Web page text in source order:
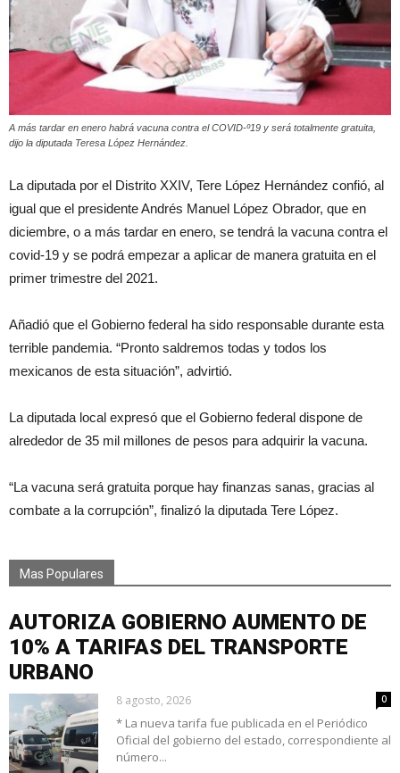
A más tardar en enero habrá vacuna contra el COVID-º19 y será totalmente gratuita,
dijo la diputada Teresa López Hernández.
La diputada por el Distrito XXIV, Tere López Hernández confió, al
igual que el presidente Andrés Manuel López Obrador, que en
diciembre, o a más tardar en enero, se tendrá la vacuna contra el
covid-19 y se podrá empezar a aplicar de manera gratuita en el
primer trimestre del 2021.
Añadió que el Gobierno federal ha sido responsable durante esta
terrible pandemia. “Pronto saldremos todas y todos los
mexicanos de esta situación”, advirtió.
La diputada local expresó que el Gobierno federal dispone de
alrededor de 35 mil millones de pesos para adquirir la vacuna.
“La vacuna será gratuita porque hay finanzas sanas, gracias al
combate a la corrupción”, finalizó la diputada Tere López.
Mas Populares
AUTORIZA GOBIERNO AUMENTO DE
10% A TARIFAS DEL TRANSPORTE
URBANO
8 agosto, 2026 0
* La nueva tarifa fue publicada en el Periódico
Oficial del gobierno del estado, correspondiente al
número...